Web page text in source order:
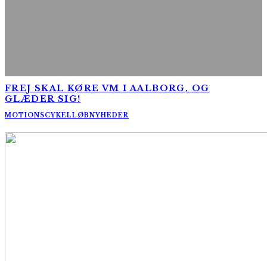
FREJ SKAL KØRE VM I AALBORG, OG
GLÆDER SIG!
MOTIONSCYKELLØBNYHEDER